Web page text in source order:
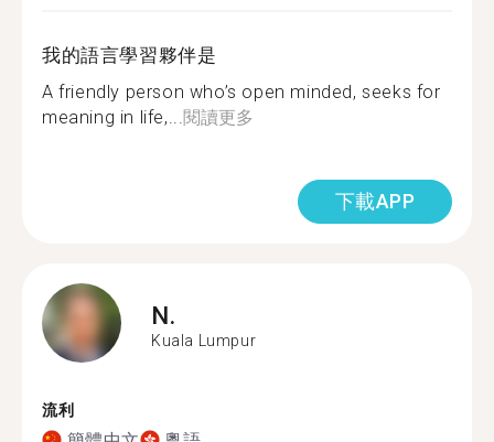
我的語言學習夥伴是
A friendly person who’s open minded, seeks for
meaning in life,...閱讀更多
下載APP
N.
Kuala Lumpur
流利